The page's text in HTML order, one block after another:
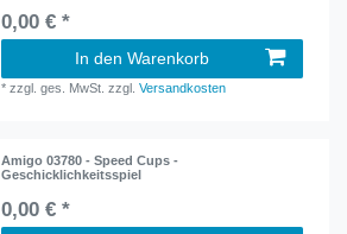
0,00 € *
In den Warenkorb
*zzgl. ges. MwSt. zzgl.Versandkosten
Amigo 03780 - Speed Cups -
Geschicklichkeitsspiel
0,00 € *